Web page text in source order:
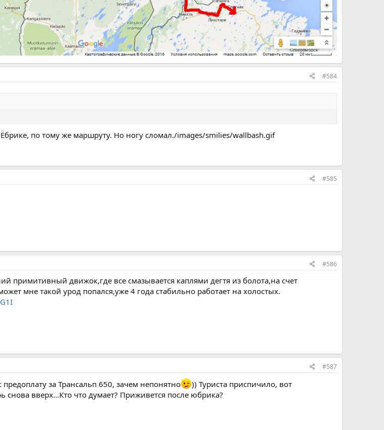
#584
по тому же маршруту. Но ногу сломал./images/smilies/wallbash.gif
#585
#586
примитивный движок,где все смазывается каплями дегтя из болота,на счет
мне такой урод попался,уже 4 года стабильно работает на холостых.
#587
за Трансальп 650, зачем непонятно
)) Туриста приспичило, вот
снова вверх...Кто что думает? Приживется после юбрика?